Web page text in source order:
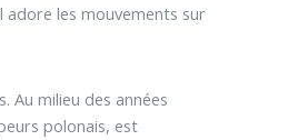
adore les mouvements sur
Au milieu des années
polonais, est